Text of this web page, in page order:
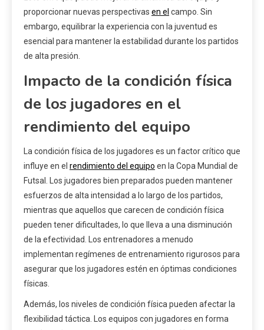
proporcionar nuevas perspectivas en el campo. Sin
embargo, equilibrar la experiencia con la juventud es
esencial para mantener la estabilidad durante los partidos
de alta presión.
Impacto de la condición física
de los jugadores en el
rendimiento del equipo
La condición física de los jugadores es un factor crítico que
influye en el rendimiento del equipo en la Copa Mundial de
Futsal. Los jugadores bien preparados pueden mantener
esfuerzos de alta intensidad a lo largo de los partidos,
mientras que aquellos que carecen de condición física
pueden tener dificultades, lo que lleva a una disminución
de la efectividad. Los entrenadores a menudo
implementan regímenes de entrenamiento rigurosos para
asegurar que los jugadores estén en óptimas condiciones
físicas.
Además, los niveles de condición física pueden afectar la
flexibilidad táctica. Los equipos con jugadores en forma